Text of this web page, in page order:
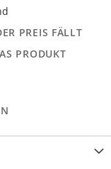
PREIS FÄLLT
PRODUKT